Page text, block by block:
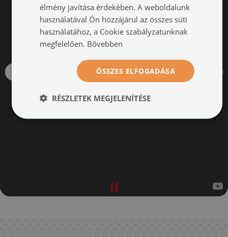
élmény javítása érdekében. A weboldalunk
használatával Ön hozzájárul az összes süti
használatához, a Cookie szabályzatunknak
megfelelően. Bővebben
ÖSSZES ELFOGADÁSA
RÉSZLETEK MEGJELENÍTÉSE